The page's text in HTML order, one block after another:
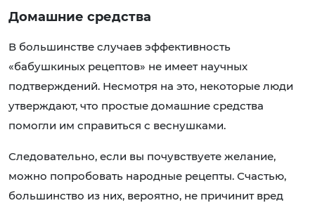
Домашние средства
В большинстве случаев эффективность
«бабушкиных рецептов» не имеет научных
подтверждений. Несмотря на это, некоторые люди
утверждают, что простые домашние средства
помогли им справиться с веснушками.
Следовательно, если вы почувствуете желание,
можно попробовать народные рецепты. Счастью,
большинство из них, вероятно, не причинит вред